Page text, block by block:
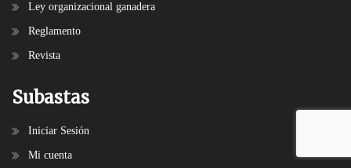
Ley organizacional ganadera
Reglamento
Revista
Subastas
Iniciar Sesión
Mi cuenta